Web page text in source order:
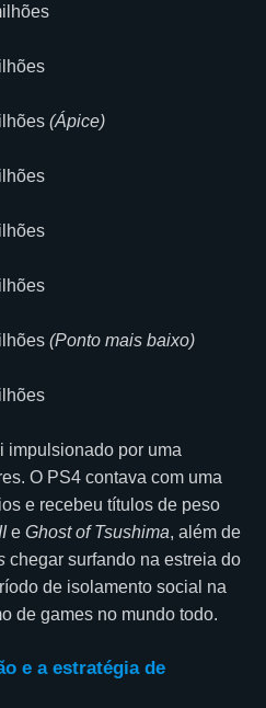
(Ápice)
(Ponto mais baixo)
impulsionado por uma
O PS4 contava com uma
e recebeu títulos de peso
e Ghost of Tsushima, além de
chegar surfando na estreia do
de isolamento social na
de games no mundo todo.
e a estratégia de